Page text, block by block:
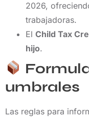
2026,
trabajadoras.
El Child Tax
hijo.
umbrales
Las reglas para